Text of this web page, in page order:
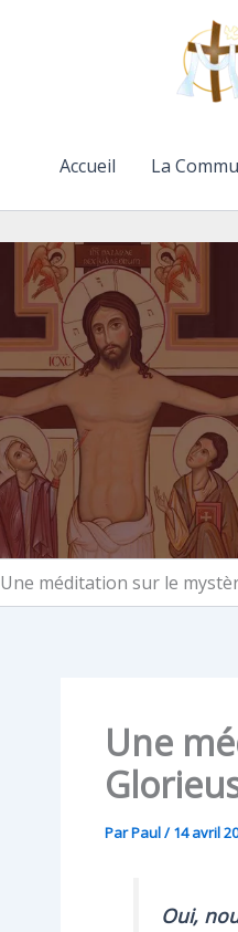
Accueil La
Une méditation sur le
Une
ParPaul/14 avril
Oui,